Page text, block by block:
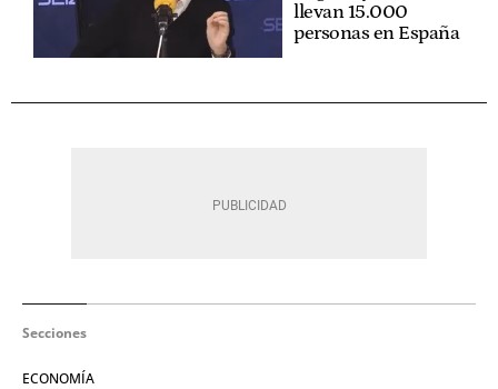
llevan 15.000
personas en España
Secciones
ECONOMÍA